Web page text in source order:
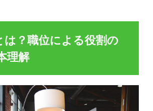
は？職位による役割の
理解